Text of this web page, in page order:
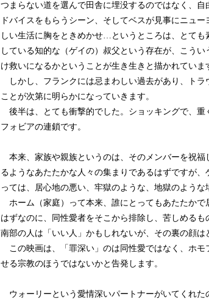
つまらない道を選んで田舎に埋没するのではなく、自
ドバイスをもらうシーン、そしてベスが見事にニュ
しい生活に胸をときめかせ…というところは、とても
している知的な（ゲイの）叔父という存在が、こう
け救いになるかということが生き生きと描かれていま
しかし、フランクには忌まわしい過去があり、トラ
ことが次第に明らかになっていきます。
後半は、とても衝撃的でした。ショッキングで、重
フォビアの連鎖です。
本来、家族や親族というのは、そのメンバーを祝福
るようなあたたかな人々の集まりであるはずですが、
っては、居心地の悪い、牢獄のような、地獄のような
ホーム（家庭）って本来、誰にとってもあたたかで
はずなのに、同性愛者をそこから排除し、苦しめる
南部の人は「いい人」かもしれないが、その裏の顔は
この映画は、「罪深い」のは同性愛ではなく、ホモ
せる宗教のほうではないかと告発します。
ウォーリーという愛情深いパートナーがいてくれた